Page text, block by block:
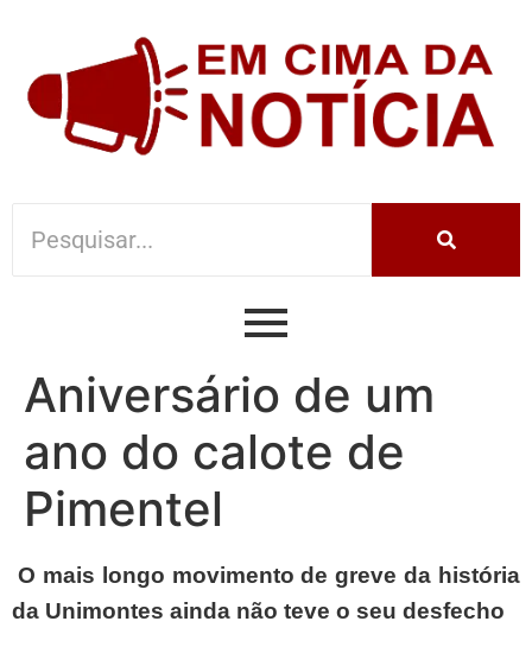
Aniversário de um
ano do calote de
Pimentel
O mais longo movimento de greve da história
da Unimontes ainda não teve o seu desfecho